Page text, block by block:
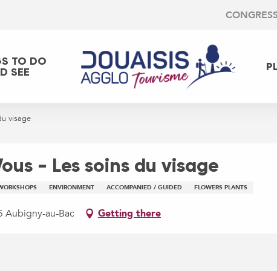
TO DO
SEE
visage
- Les soins du visage
ENVIRONMENT ACCOMPANIED / GUIDED FLOWERS PLANTS
Aubigny-au-Bac Getting there